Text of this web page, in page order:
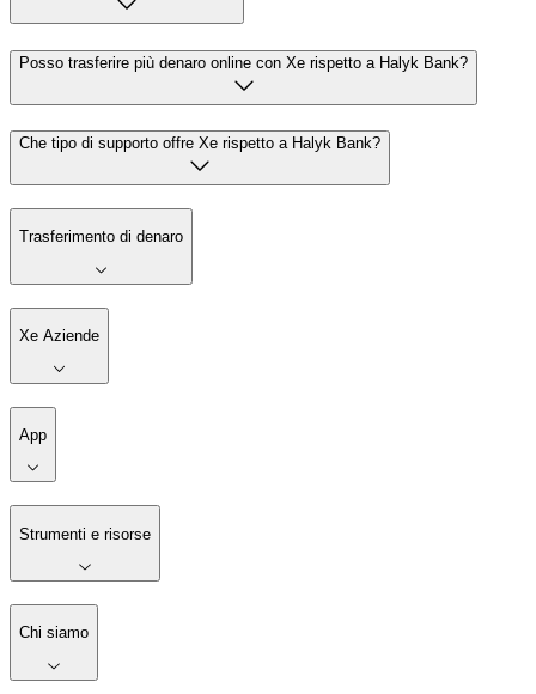
Posso trasferire più denaro online con Xe rispetto a Halyk Bank?
Che tipo di supporto offre Xe rispetto a Halyk Bank?
Trasferimento di denaro
Xe Aziende
App
Strumenti e risorse
Chi siamo